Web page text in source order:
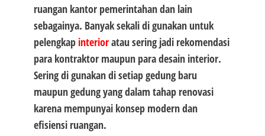
ruangan kantor pemerintahan dan lain
sebagainya. Banyak sekali di gunakan untuk
pelengkapinterioratau sering jadi rekomendasi
para kontraktor maupun para desain interior.
Sering di gunakan di setiap gedung baru
maupun gedung yang dalam tahap renovasi
karena mempunyai konsep modern dan
efisiensi ruangan.